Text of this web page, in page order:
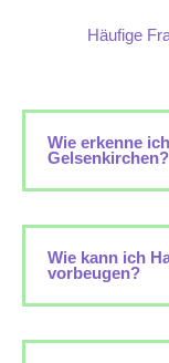
Häufige
Wie erkenne
Gelsenkirchen?
Wie kann ich
vorbeugen?